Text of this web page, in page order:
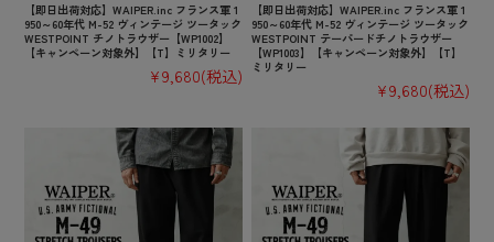
【即日出荷対応】WAIPER.inc フランス軍 1
950～60年代 M-52 ヴィンテージ ツータック
WESTPOINT チノトラウザー【WP1002】
【キャンペーン対象外】【T】ミリタリー
¥9,680(税込)
【即日出荷対応】WAIPER.inc フランス軍 1
950～60年代 M-52 ヴィンテージ ツータック
WESTPOINT テーパードチノトラウザー
【WP1003】【キャンペーン対象外】【T】
ミリタリー
¥9,680(税込)